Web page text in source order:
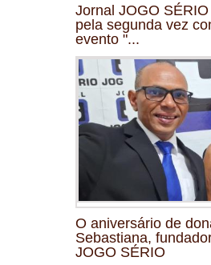
Jornal JOGO
pela segunda vez
evento "...
O aniversário de
Sebastiana,
JOGO SÉRIO